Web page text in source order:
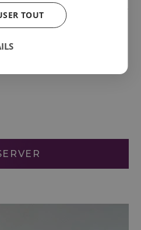
de moments de détente.
et confortable qui invite
journée bien remplie,
idéal pour
sérénité.
TOUT